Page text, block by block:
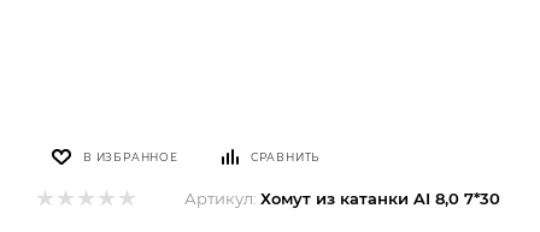
В ИЗБРАННОЕ СРАВНИТЬ
Артикул: Хомут из катанки AI 8,0 7*30